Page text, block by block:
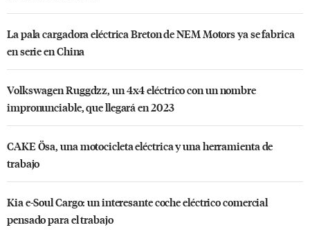
La pala cargadora eléctrica Breton de NEM Motors ya se fabrica
en serie en China
Volkswagen Ruggdzz, un 4x4 eléctrico con un nombre
impronunciable, que llegará en 2023
CAKE Ösa, una motocicleta eléctrica y una herramienta de
trabajo
Kia e-Soul Cargo: un interesante coche eléctrico comercial
pensado para el trabajo